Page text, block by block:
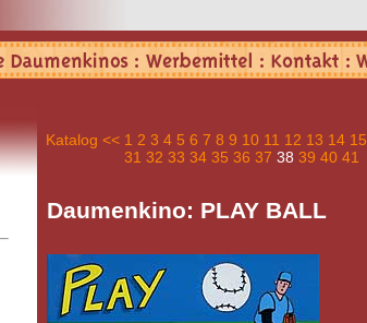
Katalog << 1 2 3 4 5 6 7 8 9 10 11 12 13 14 15
31 32 33 34 35 36 37 38 39 40 41
Daumenkino: PLAY BALL